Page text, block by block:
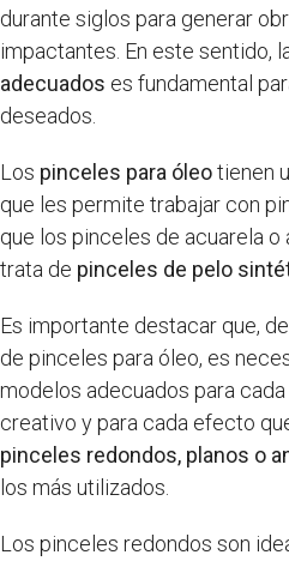
durante siglos para generar
impactantes. En este sentido,
adecuados es fundamental
deseados.
Los pinceles para óleotienen
que les permite trabajar con
que los pinceles de acuarela o
trata de pinceles de pelo
Es importante destacar que,
de pinceles para óleo, es
modelos adecuados para
creativo y para cada efecto
pinceles redondos, planos o
los más utilizados.
Los pinceles redondos son